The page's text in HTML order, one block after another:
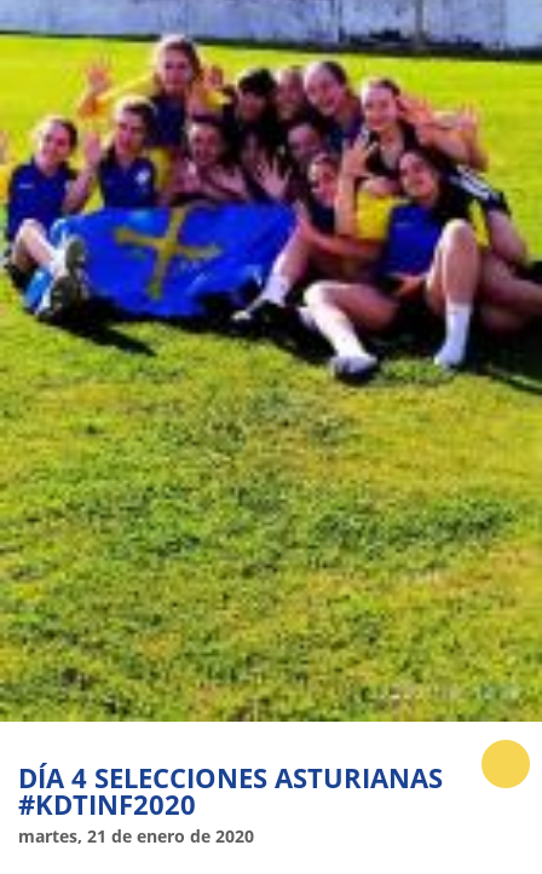
DÍA 4 SELECCIONES ASTURIANAS
#KDTINF2020
martes, 21 de enero de 2020